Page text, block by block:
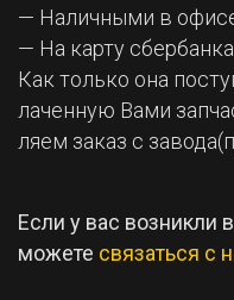
— Наличными в
— На карту сбербанка
Как только она
лаченную Вами
ляем заказ с
Если у вас возникли
можете связаться с